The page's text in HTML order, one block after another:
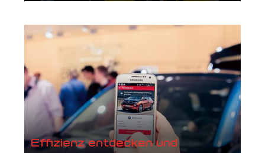
Effizienz entdecken und